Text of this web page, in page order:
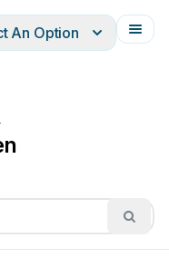
An Option